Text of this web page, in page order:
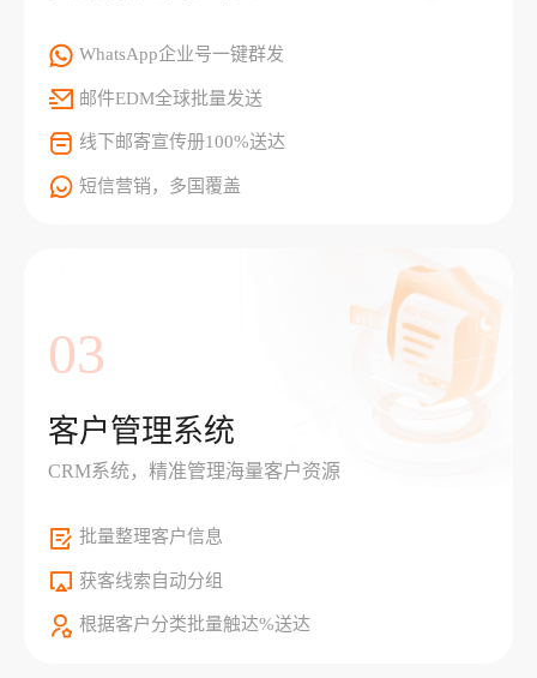
WhatsApp企业号一键群发
邮件EDM全球批量发送
线下邮寄宣传册100%送达
短信营销，多国覆盖
03
客户管理系统
CRM系统，精准管理海量客户资源
批量整理客户信息
获客线索自动分组
根据客户分类批量触达%送达